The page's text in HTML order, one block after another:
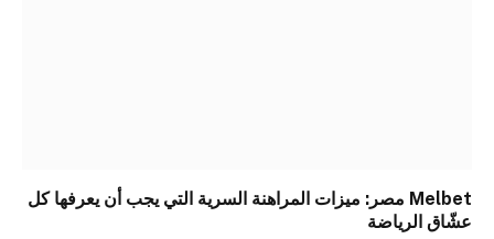
Melbet مصر: ميزات المراهنة السرية التي يجب أن يعرفها كل
عشّاق الرياضة